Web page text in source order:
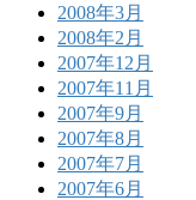
2008年3月
2008年2月
2007年12月
2007年11月
2007年9月
2007年8月
2007年7月
2007年6月